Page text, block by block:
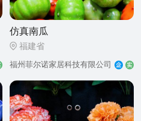
仿真南瓜
福建省
福州菲尔诺家居科技有限公司